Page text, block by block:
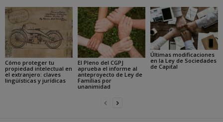
Cómo proteger tu
propiedad intelectual en
el extranjero: claves
lingüísticas y jurídicas
El Pleno del CGPJ
aprueba el informe al
anteproyecto de Ley de
Familias por
unanimidad
Últimas modificaciones
en la Ley de Sociedades
de Capital